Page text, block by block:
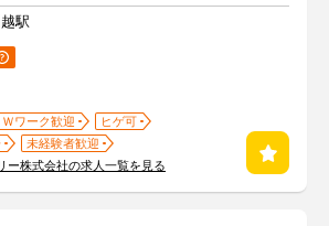
駅
ワーク歓迎
ヒゲ可
未経験者歓迎
ー株式会社の求人一覧を見る